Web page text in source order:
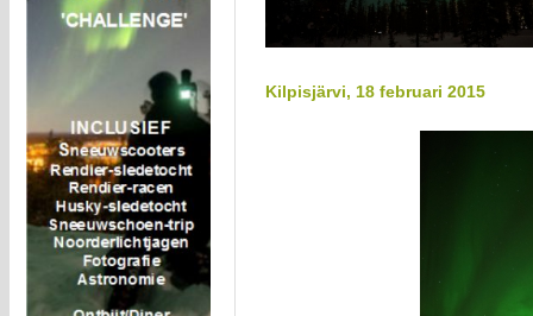
Kilpisjärvi, 18 februari 2015